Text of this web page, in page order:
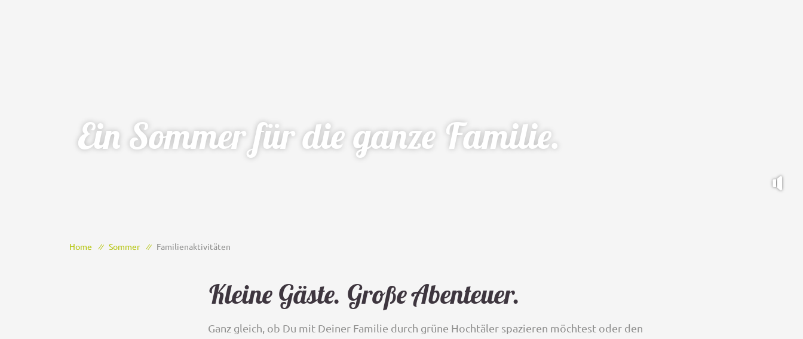
Ein Sommer für die ganze Familie.
Home Sommer Familienaktivitäten
Kleine Gäste. Große Abenteuer.
Ganz gleich, ob Du mit Deiner Familie durch grüne Hochtäler spazieren möchtest oder den